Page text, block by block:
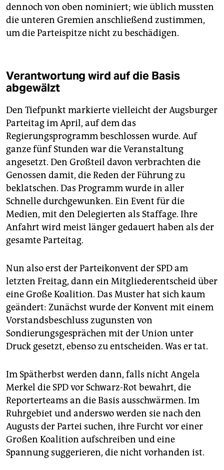
dennoch von oben nominiert; wie üblich mussten
die unteren Gremien anschließend zustimmen,
um die Parteispitze nicht zu beschädigen.
Verantwortung wird auf die Basis
abgewälzt
Den Tiefpunkt markierte vielleicht der Augsburger
Parteitag im April, auf dem das
Regierungsprogramm beschlossen wurde. Auf
ganze fünf Stunden war die Veranstaltung
angesetzt. Den Großteil davon verbrachten die
Genossen damit, die Reden der Führung zu
beklatschen. Das Programm wurde in aller
Schnelle durchgewunken. Ein Event für die
Medien, mit den Delegierten als Staffage. Ihre
Anfahrt wird meist länger gedauert haben als der
gesamte Parteitag.
Nun also erst der Parteikonvent der SPD am
letzten Freitag, dann ein Mitgliederentscheid über
eine Große Koalition. Das Muster hat sich kaum
geändert: Zunächst wurde der Konvent mit einem
Vorstandsbeschluss zugunsten von
Sondierungsgesprächen mit der Union unter
Druck gesetzt, ebenso zu entscheiden. Was er tat.
Im Spätherbst werden dann, falls nicht Angela
Merkel die SPD vor Schwarz-Rot bewahrt, die
Reporterteams an die Basis ausschwärmen. Im
Ruhrgebiet und anderswo werden sie nach den
Augusts der Partei suchen, ihre Furcht vor einer
Großen Koalition aufschreiben und eine
Spannung suggerieren, die nicht vorhanden ist.